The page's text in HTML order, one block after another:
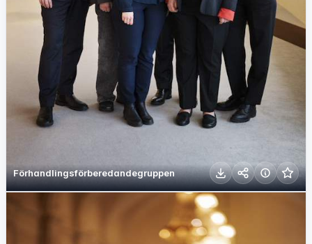
Förhandlingsförberedandegruppen